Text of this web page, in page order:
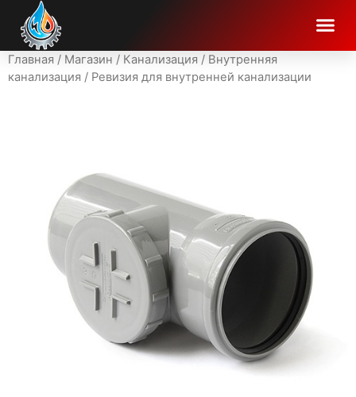
Главная / Магазин / Канализация / Внутренняя
канализация / Ревизия для внутренней канализации